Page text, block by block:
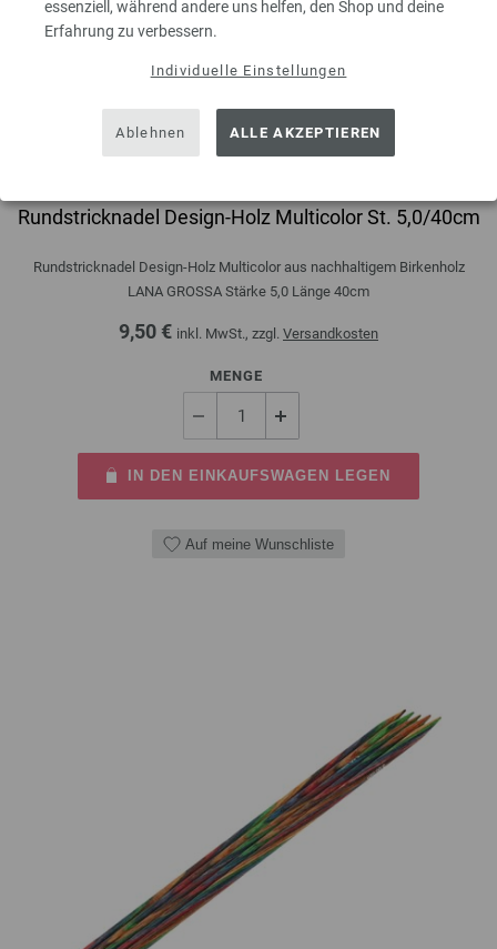
essenziell, während andere uns helfen, den Shop und deine
Erfahrung zu verbessern.
Individuelle Einstellungen
Ablehnen ALLE AKZEPTIEREN
Rundstricknadel Design-Holz Multicolor St. 5,0/40cm
Rundstricknadel Design-Holz Multicolor aus nachhaltigem Birkenholz
LANA GROSSA Stärke 5,0 Länge 40cm
9,50 € inkl. MwSt., zzgl. Versandkosten
MENGE
IN DEN EINKAUFSWAGEN LEGEN
Auf meine Wunschliste